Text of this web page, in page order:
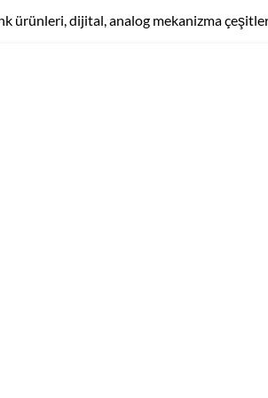
ürünleri, dijital, analog mekanizma